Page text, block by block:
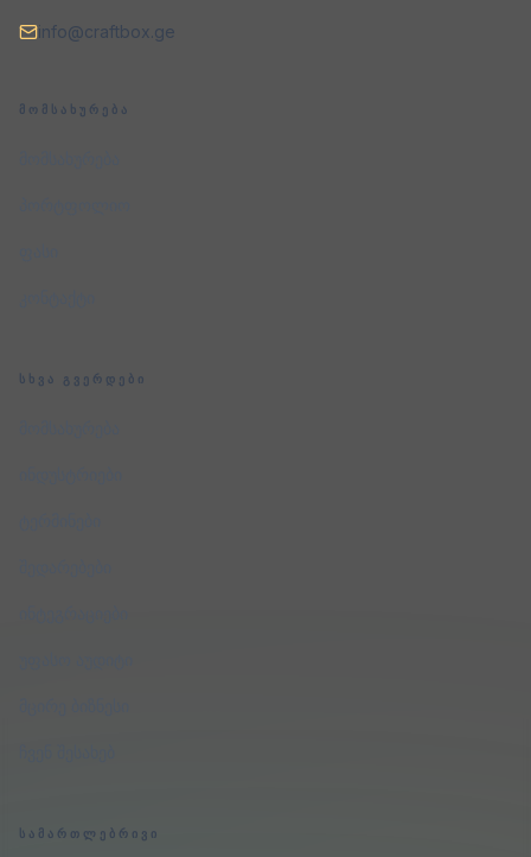
info@craftbox.ge
ᲛᲝᲛᲡᲐᲮᲣᲠᲔᲑᲐ
ᲡᲮᲕᲐ ᲒᲕᲔᲠᲓᲔᲑᲘ
ᲡᲐᲛᲐᲠᲗᲚᲔᲑᲠᲘᲕᲘ